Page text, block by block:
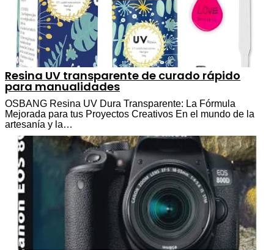
Resina UV transparente de curado rápido
para manualidades
OSBANG Resina UV Dura Transparente: La Fórmula
Mejorada para tus Proyectos Creativos En el mundo de la
artesanía y la…